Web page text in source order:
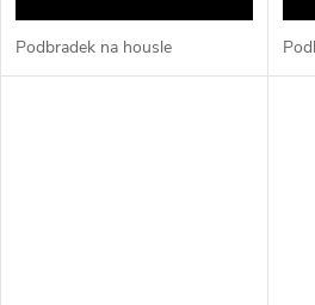
Podbradek na housle